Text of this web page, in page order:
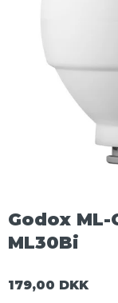
Godox
ML30Bi
179,00 DKK